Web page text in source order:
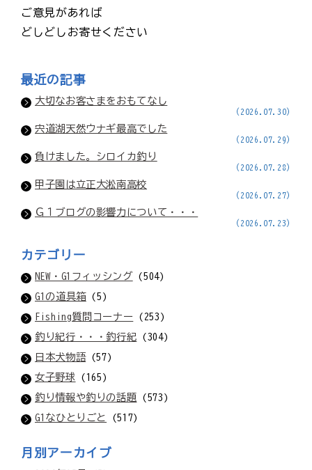
ご意見があれば
どしどしお寄せください
最近の記事
大切なお客さまをおもてなし
(2026.07.30)
宍道湖天然ウナギ最高でした
(2026.07.29)
負けました。シロイカ釣り
(2026.07.28)
甲子園は立正大淞南高校
(2026.07.27)
Ｇ１ブログの影響力について・・・
(2026.07.23)
カテゴリー
NEW・G1フィッシング(504)
G1の道具箱(5)
Fishing質問コーナー (253)
釣り紀行・・・釣行紀 (304)
日本犬物語(57)
女子野球 (165)
釣り情報や釣りの話題 (573)
G1なひとりごと
(517)
月別アーカイブ